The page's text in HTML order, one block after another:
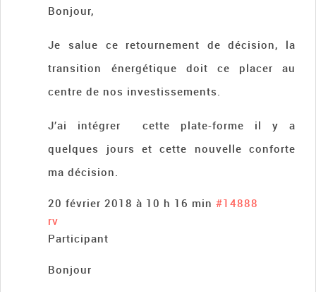
Bonjour,
Je salue ce retournement de décision, la
transition énergétique doit ce placer au
centre de nos investissements.
J’ai intégrer cette plate-forme il y a
quelques jours et cette nouvelle conforte
ma décision.
20 février 2018 à 10 h 16 min #14888
rv
Participant
Bonjour